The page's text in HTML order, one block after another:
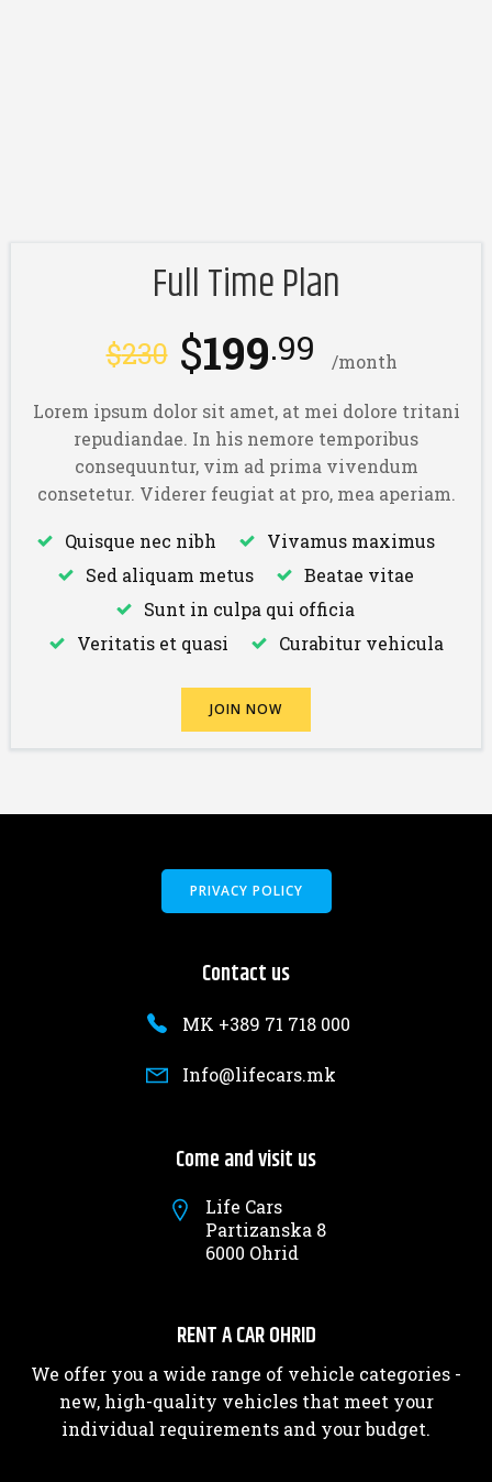
Full Time Plan
$230 $199.99 /month
Lorem ipsum dolor sit amet, at mei dolore tritani
repudiandae. In his nemore temporibus
consequuntur, vim ad prima vivendum
consetetur. Viderer feugiat at pro, mea aperiam.
Quisque nec nibh
Vivamus maximus
Sed aliquam metus
Beatae vitae
Sunt in culpa qui officia
Veritatis et quasi
Curabitur vehicula
JOIN NOW
PRIVACY POLICY
Contact us
MK +389 71 718 000
Info@lifecars.mk
Come and visit us
Life Cars
Partizanska 8
6000 Ohrid
RENT A CAR OHRID
We offer you a wide range of vehicle categories -
new, high-quality vehicles that meet your
individual requirements and your budget.